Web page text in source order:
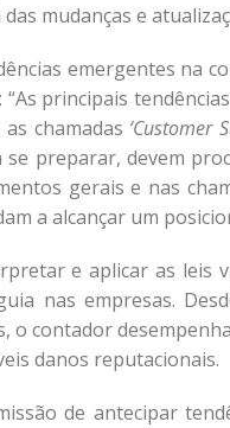
mudanças e
emergentes na
principais
chamadas ‘Customer
preparar, devem
gerais e nas
a alcançar um
e aplicar as leis
nas empresas.
contador
danos reputacionais.
de antecipar